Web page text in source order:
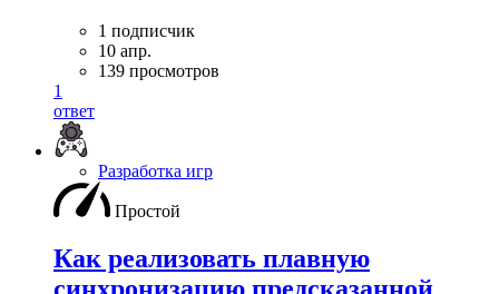
1 подписчик
10 апр.
139 просмотров
1
ответ
Разработка игр
Простой
Как реализовать плавную